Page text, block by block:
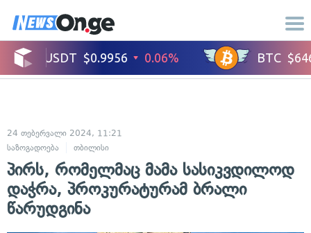
24 თებერვალი 2024, 11:21
საზოგადოება
თბილისი
პირს, რომელმაც მამა სასიკვდილოდ
დაჭრა, პროკურატურამ ბრალი
წარუდგინა